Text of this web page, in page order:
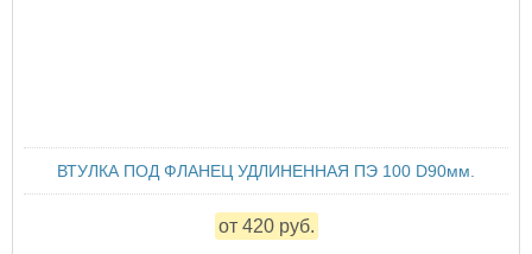
ВТУЛКА ПОД ФЛАНЕЦ УДЛИНЕННАЯ ПЭ 100 D90мм.
от 420 руб.